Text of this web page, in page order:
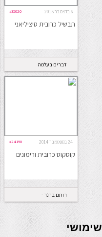
6 בדצמבר 2015 #35020
תבשיל כרובית סיציליאני
דברים בעלמה
24 בספטמבר 2014 #24190
קוסקוס כרובית ורימונים
רותם ברנר -
מאמנת תזונה
seriöse online casinos österreich
שימושי